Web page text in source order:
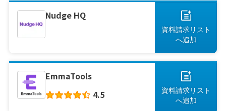
Nudge HQ
資料請求リスト
へ追加
EmmaTools
4.5
資料請求リスト
へ追加